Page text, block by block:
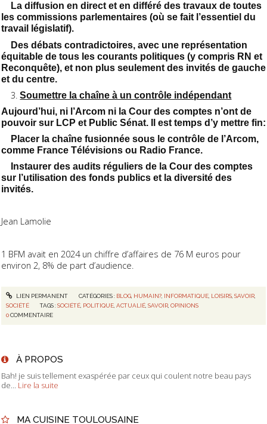
La diffusion en direct et en différé des travaux de toutes
les commissions parlementaires (où se fait l’essentiel du
travail législatif).
Des débats contradictoires, avec une représentation
équitable de tous les courants politiques (y compris RN et
Reconquête), et non plus seulement des invités de gauche
et du centre.
Soumettre la chaîne à un contrôle indépendant
Aujourd’hui, ni l’Arcom ni la Cour des comptes n’ont de
pouvoir sur LCP et Public Sénat. Il est temps d’y mettre fin:
Placer la chaîne fusionnée sous le contrôle de l’Arcom,
comme France Télévisions ou Radio France.
Instaurer des audits réguliers de la Cour des comptes
sur l’utilisation des fonds publics et la diversité des
invités.
Jean Lamolie
1 BFM avait en 2024 un chiffre d’affaires de 76 M euros pour
environ 2, 8% de part d’audience.
LIEN PERMANENT CATÉGORIES : BLOG, HUMAIN?, INFORMATIQUE, LOISIRS, SAVOIR,
SOCIÉTÉ
TAGS :SOCIÉTÉ POLITIQUE ,ACTUALIÉ ,SAVOIR ,OPINIONS
0COMMENTAIRE
À PROPOS
Bah! je suis tellement exaspérée par ceux qui coulent notre beau pays
de...
Lire la suite
MA CUISINE TOULOUSAINE